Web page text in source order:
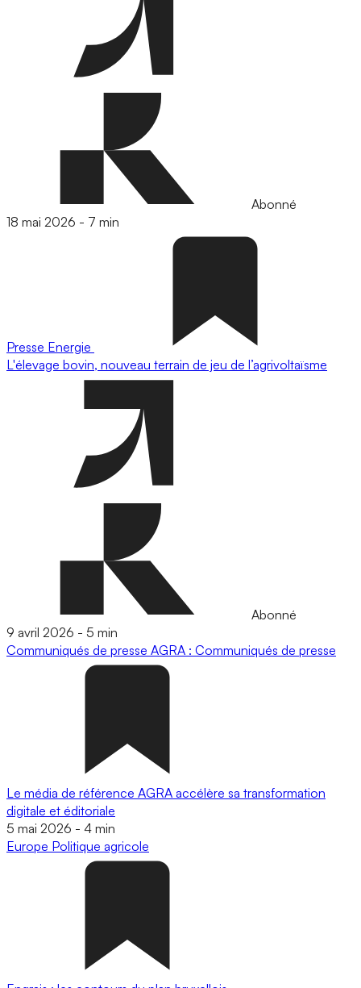
Abonné
18 mai 2026 - 7 min
Presse Energie
L'élevage bovin, nouveau terrain de jeu de l’agrivoltaïsme
Abonné
9 avril 2026 - 5 min
Communiqués de presse AGRA : Communiqués de presse
Le média de référence AGRA accélère sa transformation
digitale et éditoriale
5 mai 2026 - 4 min
Europe Politique agricole